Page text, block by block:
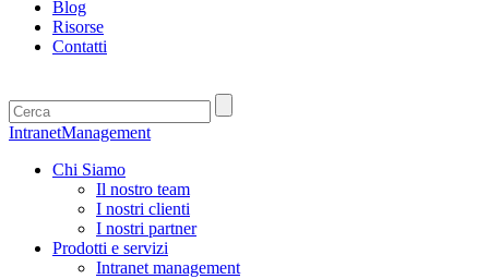
Blog
Risorse
Contatti
IntranetManagement
Chi Siamo
Il nostro team
I nostri clienti
I nostri partner
Prodotti e servizi
Intranet management